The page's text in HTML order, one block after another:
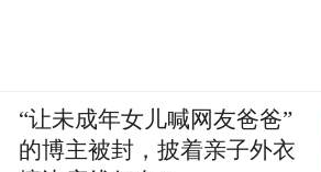
“让未成年女儿喊网友爸爸”
的博主被封，披着亲子外衣